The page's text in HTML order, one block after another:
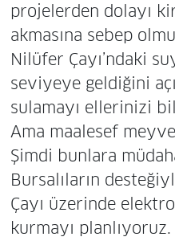
projelerden dolayı
akmasına sebep
Nilüfer Çayı’ndaki
seviyeye geldiğini
sulamayı ellerinizi
Ama maalesef
Şimdi bunlara
Bursalıların
Çayı üzerinde
kurmayı